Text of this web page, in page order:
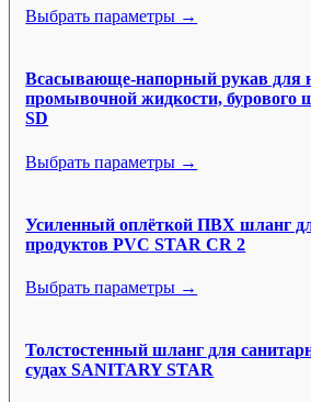
Выбрать параметры →
Всасывающе-напорный рукав для
промывочной жидкости, бурового
SD
Выбрать параметры →
Усиленный оплёткой ПВХ шланг
продуктов PVC STAR CR 2
Выбрать параметры →
Толстостенный шланг для
судах SANITARY STAR